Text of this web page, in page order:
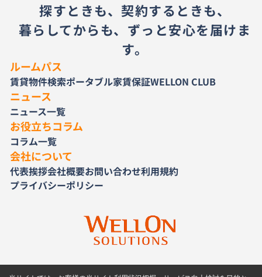
探すときも、契約するときも、
暮らしてからも、ずっと安心を届けま
す。
ルームパス
賃貸物件検索ポータブル家賃保証WELLON CLUB
ニュース
ニュース一覧
お役立ちコラム
コラム一覧
会社について
代表挨拶会社概要お問い合わせ利用規約
プライバシーポリシー